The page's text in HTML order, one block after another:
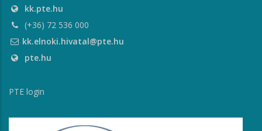
kk.pte.hu
(+36) 72 536 000
kk.elnoki.hivatal@pte.hu
pte.hu
PTE login